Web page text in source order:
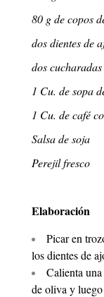
80 g de copos
dos dientes de
dos
1 Cu. de sopa
1 Cu. de café
Salsa de soja
Perejil fresco
Elaboración
Picar en
los dientes de
Calienta
de oliva y